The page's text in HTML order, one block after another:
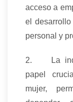
acceso a
el
personal y
2. La
papel
mujer,